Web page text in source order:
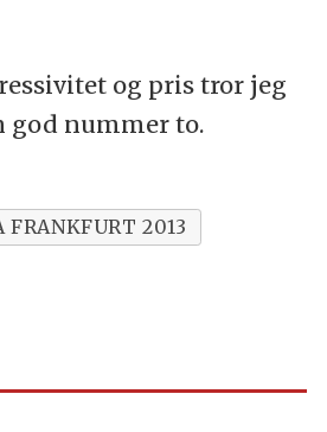
og pris tror jeg
god nummer to.
FRANKFURT 2013